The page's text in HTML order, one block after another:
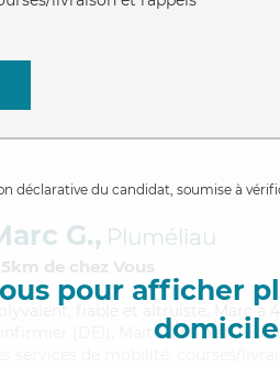
déclarative du candidat, soumise à
pour afficher
domicile
G., Pluméliau
de chez Vous
, fiable et altruiste, Marc a
(DEI). Maitrisant bien les